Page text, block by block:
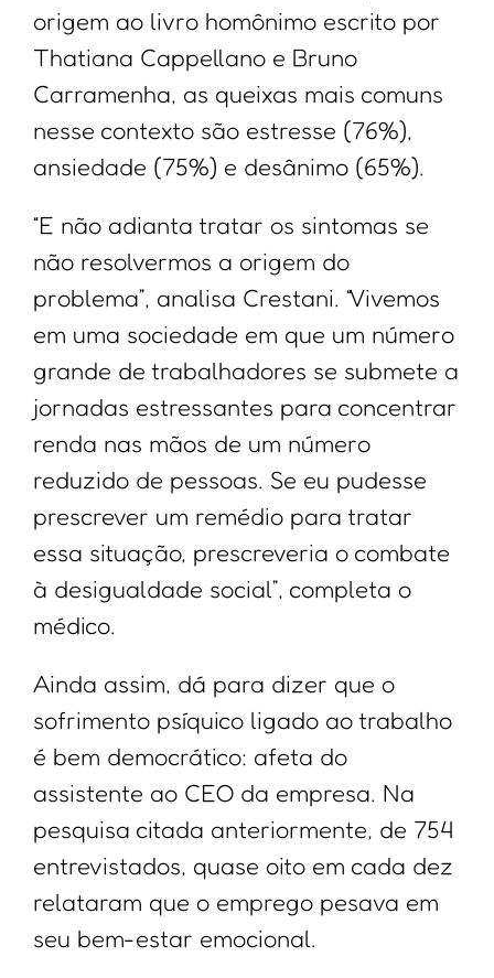
origem ao livro homônimo escrito por
Thatiana Cappellano e Bruno
Carramenha, as queixas mais comuns
nesse contexto são estresse (76%),
ansiedade (75%) e desânimo (65%).
“E não adianta tratar os sintomas se
não resolvermos a origem do
problema”, analisa Crestani. “Vivemos
em uma sociedade em que um número
grande de trabalhadores se submete a
jornadas estressantes para concentrar
renda nas mãos de um número
reduzido de pessoas. Se eu pudesse
prescrever um remédio para tratar
essa situação, prescreveria o combate
à desigualdade social”, completa o
médico.
Ainda assim, dá para dizer que o
sofrimento psíquico ligado ao trabalho
é bem democrático: afeta do
assistente ao CEO da empresa. Na
pesquisa citada anteriormente, de 754
entrevistados, quase oito em cada dez
relataram que o emprego pesava em
seu bem-estar emocional.